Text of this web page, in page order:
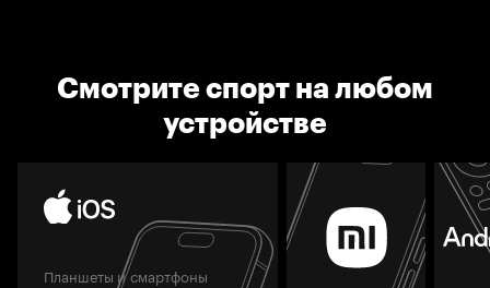
Смотрите спорт на любом
устройстве
Планшеты и смартфоны